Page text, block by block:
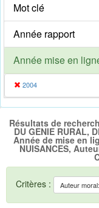
Mot clé
Année rapport
Année mise en
2004
Résultats de
DU GENIE RURAL,
Année de mise en
NUISANCES,
Critères :